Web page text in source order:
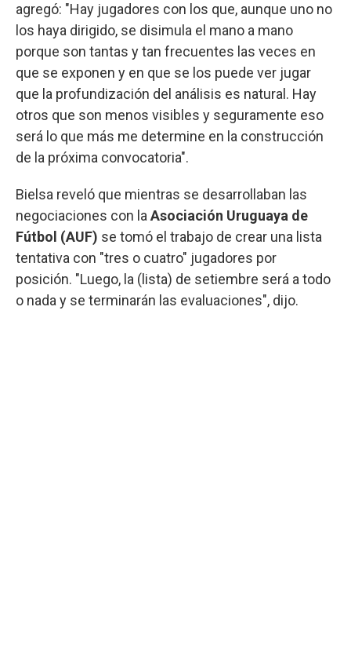
agregó: "Hay jugadores con los que, aunque uno no
los haya dirigido, se disimula el mano a mano
porque son tantas y tan frecuentes las veces en
que se exponen y en que se los puede ver jugar
que la profundización del análisis es natural. Hay
otros que son menos visibles y seguramente eso
será lo que más me determine en la construcción
de la próxima convocatoria".
Bielsa reveló que mientras se desarrollaban las
negociaciones con la Asociación Uruguaya de
Fútbol (AUF) se tomó el trabajo de crear una lista
tentativa con "tres o cuatro" jugadores por
posición. "Luego, la (lista) de setiembre será a todo
o nada y se terminarán las evaluaciones", dijo.